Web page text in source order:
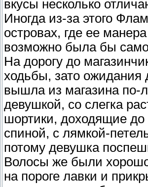
вкусы несколько
Иногда из-за этого
островах, где ее
возможно была бы
На дорогу до
ходьбы, зато ожидания
вышла из магазина по-
девушкой, со слегка
шортики, доходящие до
спиной, с лямкой-
потому девушка
Волосы же были
на пороге лавки и